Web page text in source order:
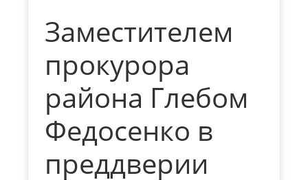
Заместителем
прокурора
района Глебом
Федосенко в
преддверии